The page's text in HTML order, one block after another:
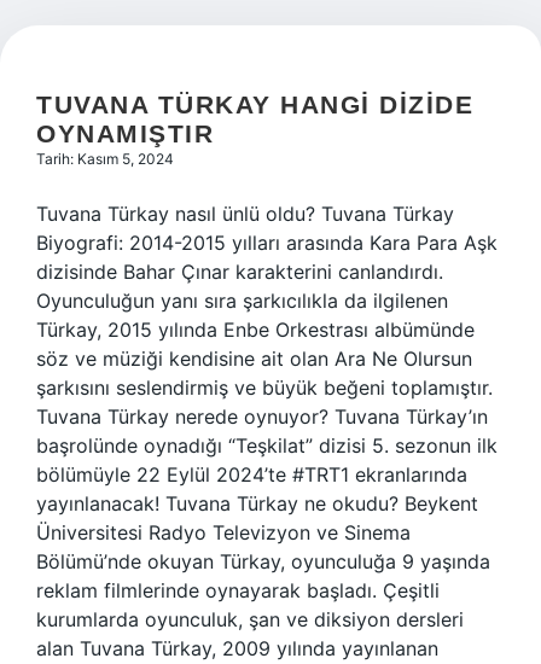
TUVANA TÜRKAY HANGI DIZIDE
OYNAMIŞTIR
Tarih: Kasım 5, 2024
Tuvana Türkay nasıl ünlü oldu? Tuvana Türkay
Biyografi: 2014-2015 yılları arasında Kara Para Aşk
dizisinde Bahar Çınar karakterini canlandırdı.
Oyunculuğun yanı sıra şarkıcılıkla da ilgilenen
Türkay, 2015 yılında Enbe Orkestrası albümünde
söz ve müziği kendisine ait olan Ara Ne Olursun
şarkısını seslendirmiş ve büyük beğeni toplamıştır.
Tuvana Türkay nerede oynuyor? Tuvana Türkay’ın
başrolünde oynadığı “Teşkilat” dizisi 5. sezonun ilk
bölümüyle 22 Eylül 2024’te #TRT1 ekranlarında
yayınlanacak! Tuvana Türkay ne okudu? Beykent
Üniversitesi Radyo Televizyon ve Sinema
Bölümü’nde okuyan Türkay, oyunculuğa 9 yaşında
reklam filmlerinde oynayarak başladı. Çeşitli
kurumlarda oyunculuk, şan ve diksiyon dersleri
alan Tuvana Türkay, 2009 yılında yayınlanan